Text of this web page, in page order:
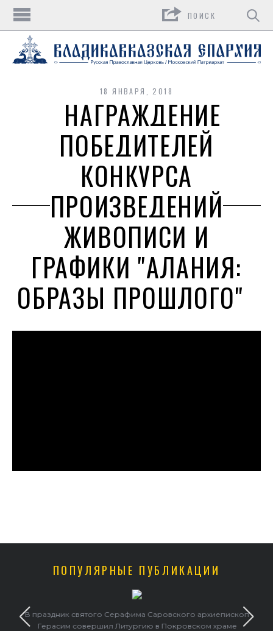
18 ЯНВАРЯ, 2018
НАГРАЖДЕНИЕ
ПОБЕДИТЕЛЕЙ
КОНКУРСА
ПРОИЗВЕДЕНИЙ
ЖИВОПИСИ И
ГРАФИКИ "АЛАНИЯ:
ОБРАЗЫ ПРОШЛОГО"
ПОПУЛЯРНЫЕ ПУБЛИКАЦИИ
В праздник святого Серафима Саровского архиепископ
Герасим совершил Литургию в Покровском храме